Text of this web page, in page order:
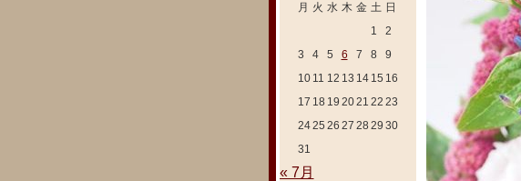
月 火 水 木 金 土 日
1
2
3
4 5 6 7 8
9
10 11 12 13 14 15 16
17 18 19 2021 22 23
2425 26 27 28 29 30
31
« 7月